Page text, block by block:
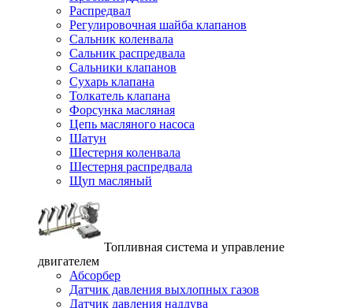
Распредвал
Регулировочная шайба клапанов
Сальник коленвала
Сальник распредвала
Сальники клапанов
Сухарь клапана
Толкатель клапана
Форсунка масляная
Цепь масляного насоса
Шатун
Шестерня коленвала
Шестерня распредвала
Щуп масляный
Топливная система и управление
двигателем
Абсорбер
Датчик давления выхлопных газов
Датчик давления наддува